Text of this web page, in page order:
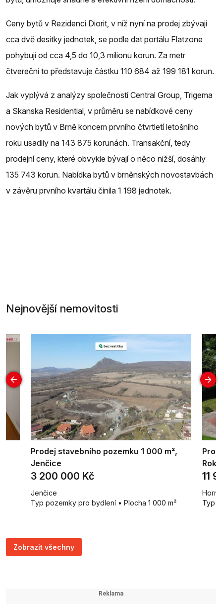
Ceny bytů v Rezidenci Diorit, v níž nyní na prodej zbývají
cca dvě desítky jednotek, se podle dat portálu Flatzone
pohybují od cca 4,5 do 10,3 milionu korun. Za metr
čtvereční to představuje částku 110 684 až 199 181 korun.
Jak vyplývá z analýzy společností Central Group, Trigema
a Skanska Residential, v průměru se nabídkové ceny
nových bytů v Brně koncem prvního čtvrtletí letošního
roku usadily na 143 875 korunách. Transakční, tedy
prodejní ceny, které obvykle bývají o něco nižší, dosáhly
135 743 korun. Nabídka bytů v brněnských novostavbách
v závěru prvního kvartálu činila 1 198 jednotek.
Nejnovější nemovitosti
Prodej stavebního pozemku 1 000 m²,
Jenčice
3 200 000 Kč
Jenčice
Typ pozemky pro bydlení • Plocha 1 000 m²
11
Horní
Typ
Zobrazit všechny